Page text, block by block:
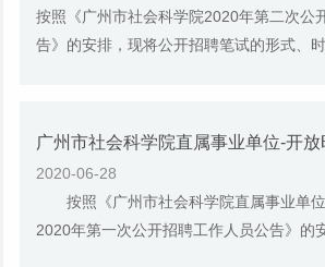
按照《广州市社会科学院2020年第二次公
告》的安排，现将公开招聘笔试的形式、
2020-06-28
按照《广州市社会科学院直属事业单位
2020年第一次公开招聘工作人员公告》的